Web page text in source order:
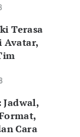
Terasa
Avatar,
Jadwal,
Cara